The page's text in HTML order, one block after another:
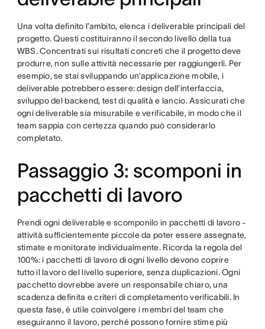
Una volta definito l’ambito, elenca i deliverable principali del
progetto. Questi costituiranno il secondo livello della tua
WBS. Concentrati sui risultati concreti che il progetto deve
produrre, non sulle attività necessarie per raggiungerli. Per
esempio, se stai sviluppando un’applicazione mobile, i
deliverable potrebbero essere: design dell’interfaccia,
sviluppo del backend, test di qualità e lancio. Assicurati che
ogni deliverable sia misurabile e verificabile, in modo che il
team sappia con certezza quando può considerarlo
completato.
Passaggio 3: scomponi in
pacchetti di lavoro
Prendi ogni deliverable e scomponilo in pacchetti di lavoro -
attività sufficientemente piccole da poter essere assegnate,
stimate e monitorate individualmente. Ricorda la regola del
100%: i pacchetti di lavoro di ogni livello devono coprire
tutto il lavoro del livello superiore, senza duplicazioni. Ogni
pacchetto dovrebbe avere un responsabile chiaro, una
scadenza definita e criteri di completamento verificabili. In
questa fase, è utile coinvolgere i membri del team che
eseguiranno il lavoro, perché possono fornire stime più